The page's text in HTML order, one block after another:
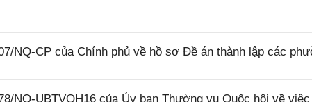
NQ-CP của Chính phủ về hồ sơ Đề án thành lập các
NQ-UBTVQH16 của Ủy ban Thường vụ Quốc hội về